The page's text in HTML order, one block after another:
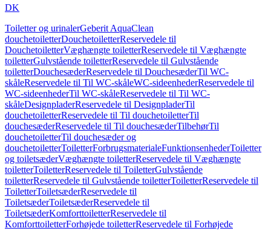
DK
Toiletter og urinalerGeberit AquaClean
douchetoiletterDouchetoiletterReservedele til
DouchetoiletterVæghængte toiletterReservedele til Væghængte
toiletterGulvstående toiletterReservedele til Gulvstående
toiletterDouchesæderReservedele til DouchesæderTil WC-
skåleReservedele til Til WC-skåleWC-sideenhederReservedele til
WC-sideenhederTil WC-skåleReservedele til Til WC-
skåleDesignpladerReservedele til DesignpladerTil
douchetoiletterReservedele til Til douchetoiletterTil
douchesæderReservedele til Til douchesæderTilbehørTil
douchetoiletterTil douchesæder og
douchetoiletterToiletterForbrugsmaterialeFunktionsenhederToiletter
og toiletsæderVæghængte toiletterReservedele til Væghængte
toiletterToiletterReservedele til ToiletterGulvstående
toiletterReservedele til Gulvstående toiletterToiletterReservedele til
ToiletterToiletsæderReservedele til
ToiletsæderToiletsæderReservedele til
ToiletsæderKomforttoiletterReservedele til
KomforttoiletterForhøjede toiletterReservedele til Forhøjede